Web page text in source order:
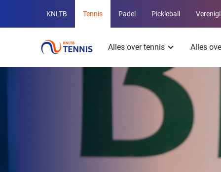
Overige
KNLTB
websites
KNLTB Tennis Padel Pickleball
Alles over tennis Alles